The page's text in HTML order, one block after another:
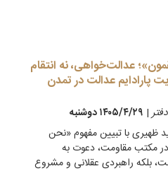
عدالت‌خواهی، نه انتقام
عدالت در تمدن
| ۱۴۰۵/۴/۲۹ دوشنبه
ظهیری با تبیین مفهوم «نحن
در مکتب مقاومت، دعوت به
بلکه راهبردی عقلانی و مشروع